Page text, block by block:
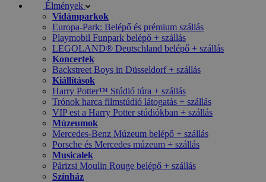
Élmények
Vidámparkok
Europa-Park: Belépő és prémium szállás
Playmobil Funpark belépő + szállás
LEGOLAND® Deutschland belépő + szállás
Koncertek
Backstreet Boys in Düsseldorf + szállás
Kiállítások
Harry Potter™ Stúdió túra + szállás
Trónok harca filmstúdió látogatás + szállás
VIP est a Harry Potter stúdiókban + szállás
Múzeumok
Mercedes-Benz Múzeum belépő + szállás
Porsche és Mercedes múzeum + szállás
Musicalek
Párizsi Moulin Rouge belépő + szállás
Színház